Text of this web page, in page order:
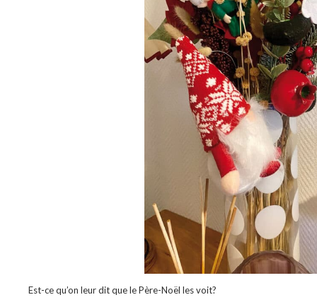
Est-ce qu’on leur dit que le Père-Noël les voit?